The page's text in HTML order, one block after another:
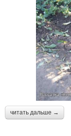
читать дальше →